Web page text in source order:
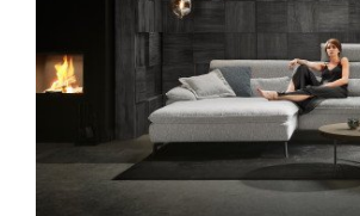
Polsterplaner
Konfigurator